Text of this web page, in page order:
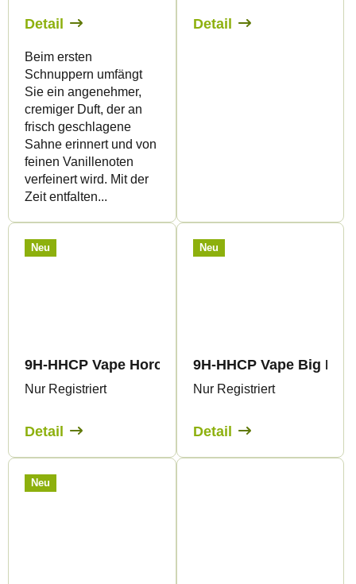
Detail
Beim ersten
Schnuppern umfängt
Sie ein angenehmer,
cremiger Duft, der an
frisch geschlagene
Sahne erinnert und von
feinen Vanillenoten
verfeinert wird. Mit der
Zeit entfalten...
Detail
Neu
9H-HHCP Vape Horchata 99% 1ml
Nur Registriert
Detail
Neu
9H-HHCP Vape Big
Nur Registriert
Detail
Neu